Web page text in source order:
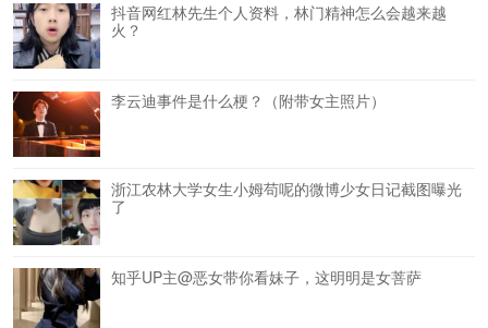
抖音网红林先生个人资料，林门精神怎么会越来越
火？
李云迪事件是什么梗？（附带女主照片）
浙江农林大学女生小姆苟呢的微博少女日记截图曝光
了
知乎UP主@恶女带你看妹子，这明明是女菩萨